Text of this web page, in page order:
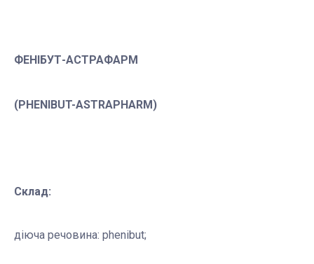
ФЕНІБУТ-АСТРАФАРМ
(PHENIBUT-ASTRAPHARM)
Склад:
діюча речовина: phenibut;